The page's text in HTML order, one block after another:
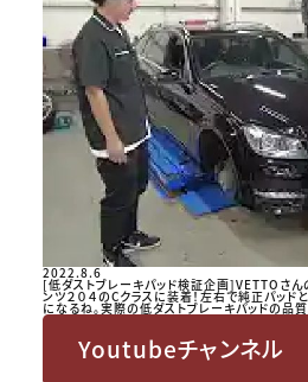
2022.8.6
[低ダストブレーキパッド検証企画]VETTOさん
ンツ２０４のCクラスに装着！左右で純正パッド
になるね。実際の低ダストブレーキパッドの品質
Youtubeチャンネル